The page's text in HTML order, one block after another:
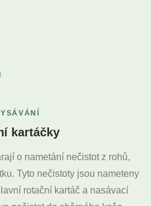
kartáčky
o nametání nečistot z rohů,
Tyto nečistoty jsou nameteny
rotační kartáč a nasávací